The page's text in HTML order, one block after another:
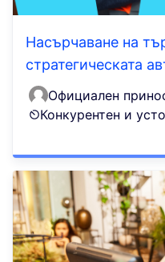
Насърчаване на
стратегическата
Официален
Конкурентен и